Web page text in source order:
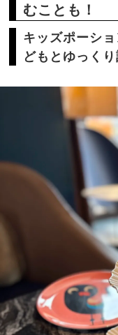
むことも！
キッズポーシ
どもとゆっく